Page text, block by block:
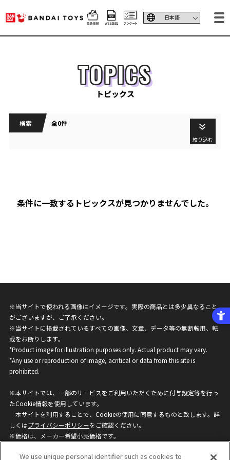
TOPICS
トピックス
検索 全0件
絞り込む
条件に一致するトピックスが見つかりませんでした。
※当サイトで使われる画像はイメージです。実際の商品とは多少異なること
がございますが、ご了承ください。
※当サイトに掲載されているすべての画像、文章、データ等の無断転用、転
載をお断りします。
*Product image for illustration purposes only. Actual product may vary.
*Any use or reproduction of image, acritical or data from this site is
prohibited.
※本サイトでは、一部のサービスをご利用いただくために付与設定等を行っ
たCookie情報を使用しています。
本サイトを利用することで、Cookieの使用に同意するものと致します。詳
しくはプライバシーポリシーをご確認ください。
※価格は、メーカー希望小売価格です。
ざいますのでご了承ください。
We use unique personal identifier such as cookies to